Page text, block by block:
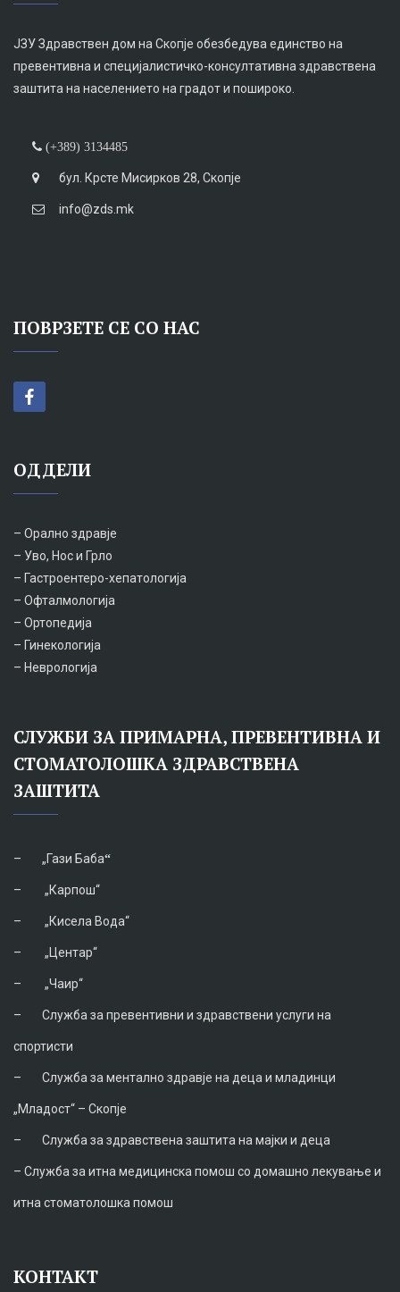
ЈЗУ Здравствен дом на Скопје обезбедува единство на
превентивна и специјалистичко-консултативна здравствена
заштита на населението на градот и пошироко.
(+389) 3134485
бул. Крсте Мисирков 28, Скопје
info@zds.mk
ПОВРЗЕТЕ СЕ СО НАС
ОДДЕЛИ
– Орално здравје
– Уво, Нос и Грло
– Гастроентеро-хепатологија
– Офталмологија
– Ортопедија
– Гинекологија
– Неврологија
СЛУЖБИ ЗА ПРИМАРНА, ПРЕВЕНТИВНА И
СТОМАТОЛОШКА ЗДРАВСТВЕНА
ЗАШТИТА
– „Гази Баба“
– „Карпош“
– „Кисела Вода“
– „Центар“
– „Чаир“
– Служба за превентивни и здравствени услуги на
спортисти
– Служба за ментално здравје на деца и младинци
„Младост“ – Скопје
– Служба за здравствена заштита на мајки и деца
– Служба за итна медицинска помош со домашно лекување и
итна стоматолошка помош
КОНТАКТ